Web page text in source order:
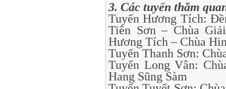
3. Các tuyến thăm
Tuyến Hương Tích:
Tiên Sơn – Chùa
Hương Tích – Chùa
Tuyến Thanh Sơn:
Tuyến Long Vân:
Hang Sũng Sàm